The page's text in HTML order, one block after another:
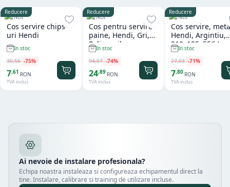
Reducere
HENDI
Cos servire chips-
uri Hendi
In stoc
30,56 -75%
7,61 RON
TVA inclus
Reducere
HENDI
Cos pentru servire
paine, Hendi, Gri,
Polipropilena,
design impletit tip
ratan, ø370x(h)120
mm
In stoc
94,07 -74%
24,89 RON
TVA inclus
Reducere
HENDI
Cos servire,
Hendi, Argintiu,
In stoc
27,03 -71%
7,80 RON
TVA inclus
Ai nevoie de instalare profesionala?
Echipa noastra instaleaza si configureaza echipamentul direct la
tine. Instalare, calibrare si training de utilizare incluse.